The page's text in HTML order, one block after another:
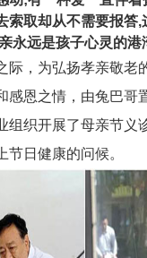
索取却从不需要报答
永远是孩子心灵的港
际，为弘扬孝亲敬老
感恩之情，由兔巴哥
组织开展了母亲节义
节日健康的问候。